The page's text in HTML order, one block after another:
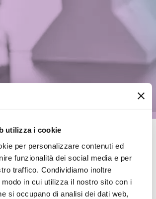
utilizza i cookie
per personalizzare contenuti ed
funzionalità dei social media e per
traffico. Condividiamo inoltre
in cui utilizza il nostro sito con i
si occupano di analisi dei dati web,
medica